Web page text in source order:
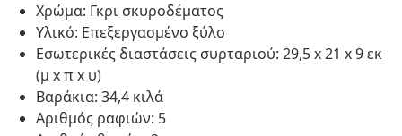
Χρώμα: Γκρι σκυροδέματος
Υλικό: Επεξεργασμένο ξύλο
Εσωτερικές διαστάσεις συρταριού: 29,5 x 21 x 9 εκ
(μ x π x υ)
Βαράκια: 34,4 κιλά
Αριθμός ραφιών: 5